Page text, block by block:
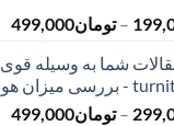
– تومان499,000
تا
– تومان499,000